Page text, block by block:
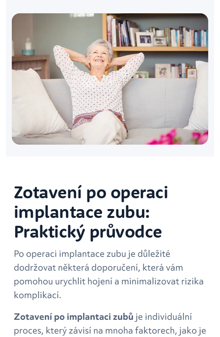
Zotavení po operaci
implantace zubu:
Praktický průvodce
Po operaci implantace zubu je důležité
dodržovat některá doporučení, která vám
pomohou urychlit hojení a minimalizovat rizika
komplikací.
Zotavení po implantaci zubů je individuální
proces, který závisí na mnoha faktorech, jako je